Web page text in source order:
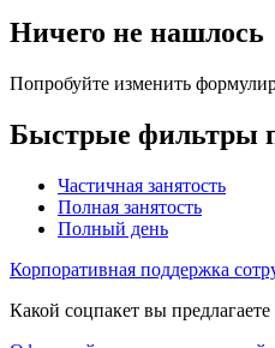
Ничего не нашлось
Попробуйте изменить
Быстрые фильтры
Частичная занятость
Полная занятость
Полный день
Корпоративная поддержка
Какой соцпакет вы